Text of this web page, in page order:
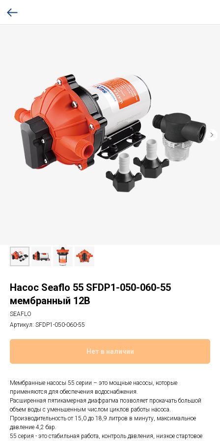
Насос Seaflo 55 SFDP1-050-060-55
мембранный 12В
SEAFLO
Артикул: SFDP1-050-060-55
Нет в наличии
Мембранные насосы 55 серии – это мощные насосы, которые
применяются для обеспечения водоснабжения.
Расширенная пятикамерная диафрагма позволяет прокачать большой
объем воды с уменьшенным числом циклов работы насоса.
Производительность от 15,0 до 18,9 литров в минуту, максимальное
давление 4,2 бар.
55 серия - это стабильная работа, контроль давления, низкое стартовое